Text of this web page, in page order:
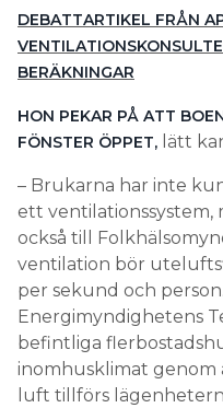
DEBATTARTIKEL FRÅN
BERÄKNINGAR
HON PEKAR PÅ ATT
FÖNSTER ÖPPET, lätt
– Brukarna har inte
ett ventilationssystem,
också till
ventilation bör
per sekund och
Energimyndighetens
befintliga
inomhusklimat
luft tillförs